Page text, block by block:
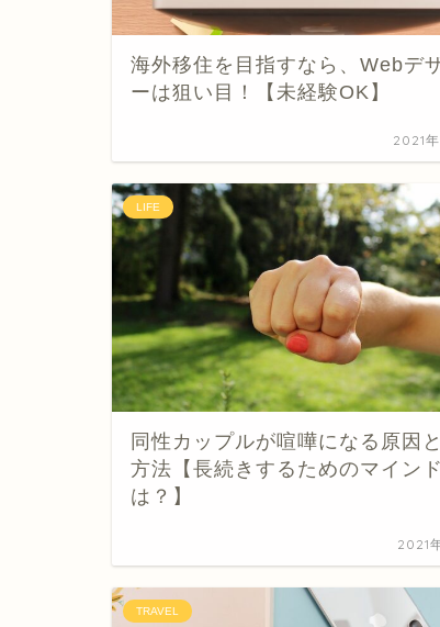
海外移住を目指すなら、Webデ
ーは狙い目！【未経験OK】
2021
LIFE
同性カップルが喧嘩になる原因
方法【長続きするためのマイン
は？】
2021
TRAVEL